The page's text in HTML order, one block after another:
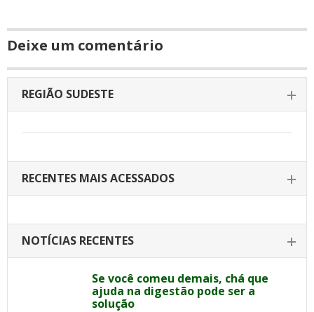
Deixe um comentário
REGIÃO SUDESTE
RECENTES MAIS ACESSADOS
NOTÍCIAS RECENTES
Se você comeu demais, chá que
ajuda na digestão pode ser a
solução